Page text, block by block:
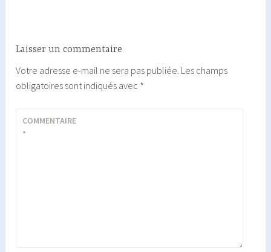
Laisser un commentaire
Votre adresse e-mail ne sera pas publiée. Les champs
obligatoires sont indiqués avec *
COMMENTAIRE
*